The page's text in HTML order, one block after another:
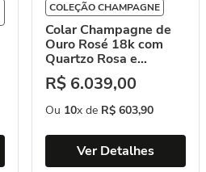
COLEÇÃO CHAMPAGNE
Colar Champagne de
Ouro Rosé 18k com
Quartzo Rosa e
Rodolitas
R$ 6.039,00
Ou 10x de R$ 603,90
Ver Detalhes